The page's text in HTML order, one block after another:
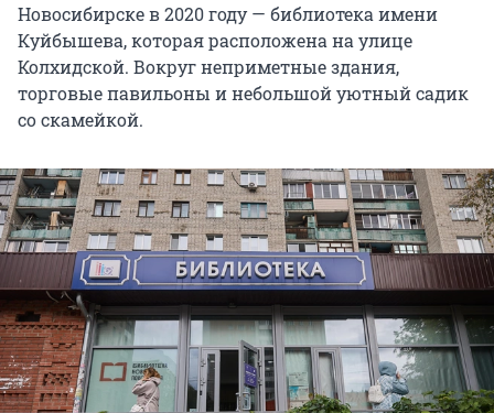
Новосибирске в 2020 году — библиотека имени
Куйбышева, которая расположена на улице
Колхидской. Вокруг неприметные здания,
торговые павильоны и небольшой уютный садик
со скамейкой.